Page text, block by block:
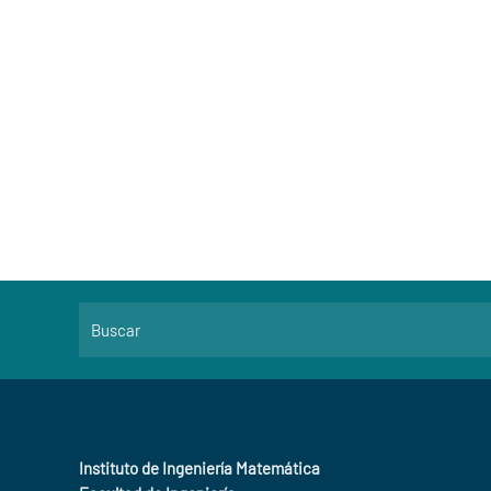
Instituto de Ingeniería Matemática